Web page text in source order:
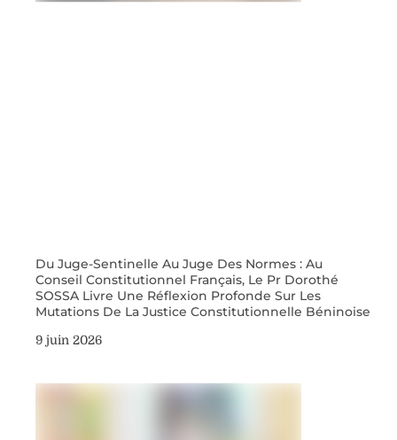
Du Juge-Sentinelle Au Juge Des Normes : Au
Conseil Constitutionnel Français, Le Pr Dorothé
SOSSA Livre Une Réflexion Profonde Sur Les
Mutations De La Justice Constitutionnelle Béninoise
9 juin 2026